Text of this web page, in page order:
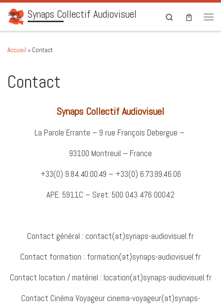
Skip to content
Synaps Collectif Audiovisuel
Search
Accueil » Contact
Contact
Synaps Collectif Audiovisuel
La Parole Errante – 9 rue François Debergue –
93100 Montreuil – France
+33(0) 9.84.40.00.49 – +33(0) 6.73.99.46.06
APE: 5911C – Siret: 500 043 476 00042
Contact général : contact(at)synaps-audiovisuel.fr
Contact formation : formation(at)synaps-audiovisuel.fr
Contact location / matériel : location(at)synaps-audiovisuel.fr
Contact Cinéma Voyageur cinema-voyageur(at)synaps-